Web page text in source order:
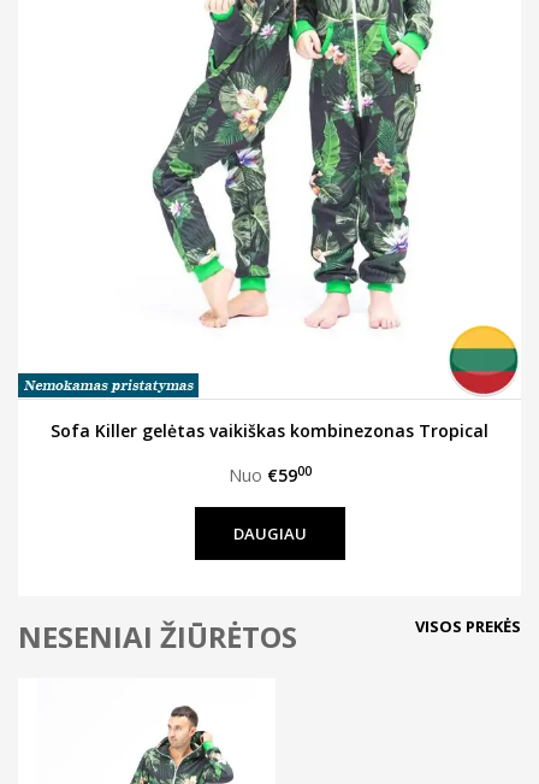
Sofa Killer gelėtas vaikiškas kombinezonas Tropical
Nuo €5900
DAUGIAU
NESENIAI ŽIŪRĖTOS VISOS PREKĖS